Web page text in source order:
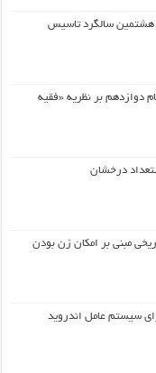
هشتمین سالگرد تاسیس
دوازدهم بر نظریه «فقیه
درخشان
مبنی بر امکان زن بودن
سیستم عامل اندروید